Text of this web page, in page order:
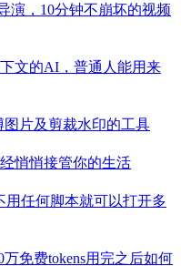
演，10分钟不崩坏的视频
文的AI，普通人能用来
图片及剪裁水印的工具
悄悄接管你的生活
任何脚本就可以打开多
免费tokens用完之后如何